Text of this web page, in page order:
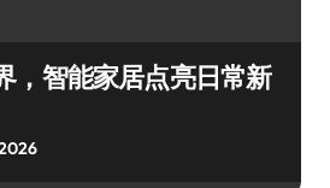
，智能家居点亮日常新